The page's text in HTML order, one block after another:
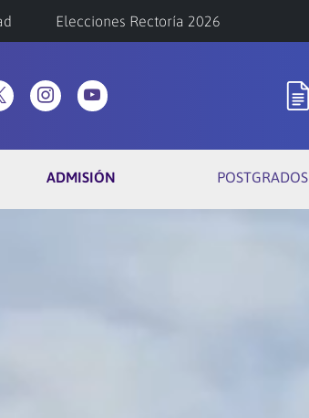
Elecciones Rectoría 2026
ADMISIÓN POSTGRADOS